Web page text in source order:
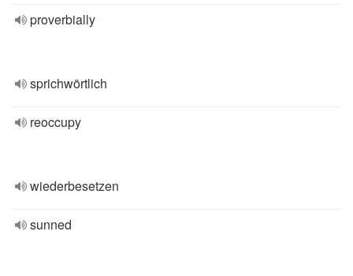
proverbially
sprichwörtlich
reoccupy
wiederbesetzen
sunned